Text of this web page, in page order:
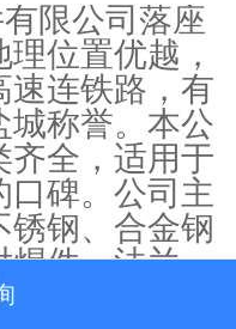
限公司 落座
位置优越，
速连铁路，有
城称誉。本公
齐全，适用于
口碑。公司主
钢、合金钢
焊件、法兰、
型号规格产品